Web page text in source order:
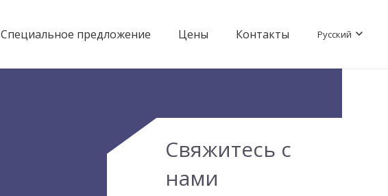
Специальное предложение Цены Контакты Русский
Свяжитесь с
нами